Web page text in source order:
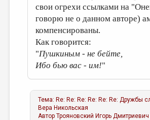
свои огрехи ссылками на
говорю не о данном авторе)
компенсированы.
Как говорится:
"Пушкиным - не бейте,
Ибо бью вас - им!"
Тема:Re: Re: Re: Re: Re: Re: Дружбы
Вера Никольская
АвторТрояновский Игорь Дмитриевич